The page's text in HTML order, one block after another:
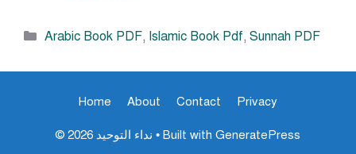
Categories
Arabic Book PDF, Islamic Book Pdf, Sunnah PDF
Home About Contact Privacy
© 2026 نداء التوحيد • Built with GeneratePress